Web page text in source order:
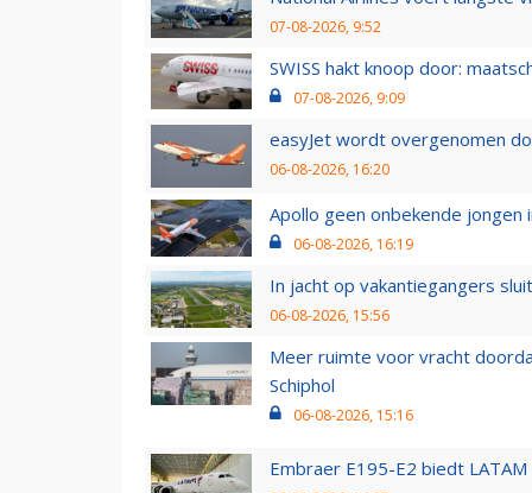
07-08-2026, 9:52
SWISS hakt knoop door:
07-08-2026, 9:09
easyJet wordt overgenomen
06-08-2026, 16:20
Apollo geen onbekende jongen
06-08-2026, 16:19
In jacht op vakantiegangers
06-08-2026, 15:56
Meer ruimte voor vracht
Schiphol
06-08-2026, 15:16
Embraer E195-E2 biedt